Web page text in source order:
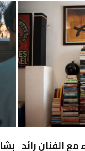
مع الفنان رائد